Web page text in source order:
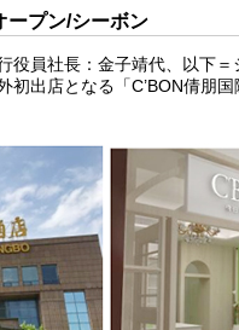
ープン/シーボン
役員社長：金子靖代、以下
初出店となる「C’BON倩朋